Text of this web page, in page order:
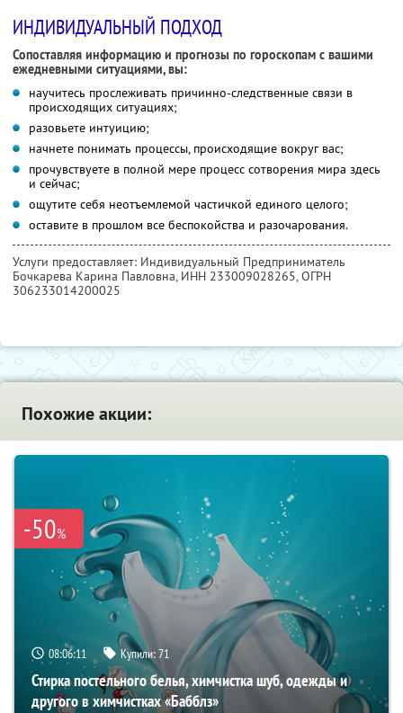
ИНДИВИДУАЛЬНЫЙ ПОДХОД
Сопоставляя информацию и прогнозы по гороскопам с вашими
ежедневными ситуациями, вы:
научитесь прослеживать причинно-следственные связи в
происходящих ситуациях;
разовьете интуицию;
начнете понимать процессы, происходящие вокруг вас;
прочувствуете в полной мере процесс сотворения мира здесь
и сейчас;
ощутите себя неотъемлемой частичкой единого целого;
оставите в прошлом все беспокойства и разочарования.
Услуги предоставляет: Индивидуальный Предприниматель
Бочкарева Карина Павловна, ИНН 233009028265, ОГРН
306233014200025
Похожие акции:
-50%
08:06:10 Купили:71
Стирка постельного белья, химчистка шуб, одежды и
другого в химчистках «Бабблз»